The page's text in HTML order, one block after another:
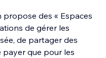
propose des « Espaces
de gérer les
de partager des
que pour les